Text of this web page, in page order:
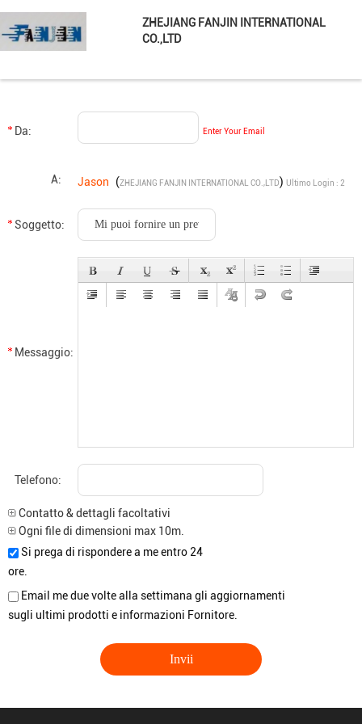
ZHEJIANG FANJIN INTERNATIONAL
CO.,LTD
Da: Enter Your Email
A: Jason (ZHEJIANG FANJIN INTERNATIONAL CO.,LTD) Ultimo Login : 2
orario 47 minuti fa
Soggetto:
Messaggio:
Telefono:
Contatto & dettagli facoltativi
Ogni file di dimensioni max 10m.
Si prega di rispondere a me entro 24
ore.
Email me due volte alla settimana gli aggiornamenti
sugli ultimi prodotti e informazioni Fornitore.